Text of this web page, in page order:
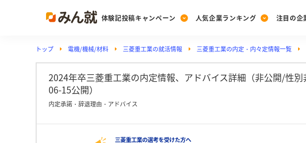
体験記投稿キャンペーン
Post
投稿する
[27卒] 本選
人気企業ランキング
Ranking
ランキングを見る
みんなの
注目の企
PickUp
注目の企業特集
トップ 電機/機械/材料 三菱重工業の就活情報 三菱重工業の内定・内々定情報一覧
2024年卒三菱重工業の内定情報、アドバイス詳細（非公開/性
06-15公開）
内定承諾・辞退理由・アドバイス
三菱重工業の選考を受けた方へ